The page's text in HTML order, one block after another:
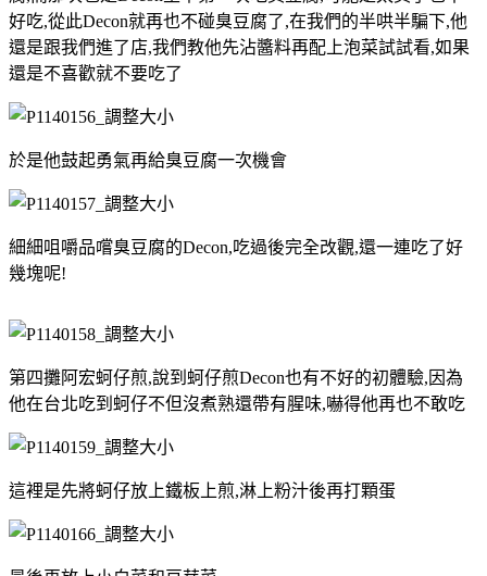
好吃,從此Decon就再也不碰臭豆腐了,在我們的半哄半騙下,他
還是跟我們進了店,我們教他先沾醬料再配上泡菜試試看,如果
還是不喜歡就不要吃了
於是他鼓起勇氣再給臭豆腐一次機會
細細咀嚼品嚐臭豆腐的Decon,吃過後完全改觀,還一連吃了好
幾塊呢!
第四攤阿宏蚵仔煎,說到蚵仔煎Decon也有不好的初體驗,因為
他在台北吃到蚵仔不但沒煮熟還帶有腥味,嚇得他再也不敢吃
這裡是先將蚵仔放上鐵板上煎,淋上粉汁後再打顆蛋